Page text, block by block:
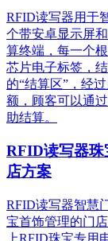
RFID读写器用于
个带安卓显示屏
算终端，每一个
芯片电子标签，
的“结算区”，经
额，顾客可以通
助结算。
RFID读写器珠
店方案
RFID读写器智慧
宝首饰管理的门
上RFID珠宝专用